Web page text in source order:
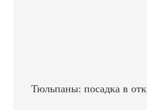
Тюльпаны: посадка в